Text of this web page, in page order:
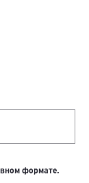
формате.